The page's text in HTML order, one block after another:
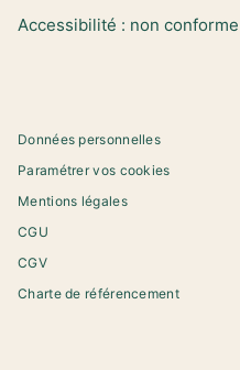
Accessibilité : non conforme
Données personnelles
Paramétrer vos cookies
Mentions légales
CGU
CGV
Charte de référencement